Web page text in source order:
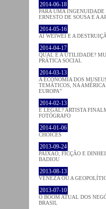
2014-06-18
PARA UMA
ERNESTO DE SOUSA E A
2014-05-16
AI WEIWEI E A
2014-04-17
QUAL É A UTILIDADE?
PRÁTICA SOCIAL
2014-03-13
A ECONOMIA DOS
TEMÁTICOS, NA
EUROPA”
2014-02-13
É LEGAL? ARTISTA
FOTÓGRAFO
2014-01-06
CHOICES
2013-09-24
PAIXÃO, FICÇÃO E
BADIOU
2013-08-13
VENEZA OU A
2013-07-10
O BOOM ATUAL DOS
BRASIL